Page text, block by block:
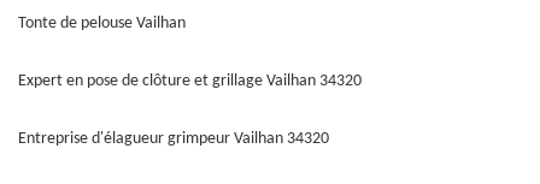
Tonte de pelouse Vailhan
Expert en pose de clôture et grillage Vailhan 34320
Entreprise d'élagueur grimpeur Vailhan 34320